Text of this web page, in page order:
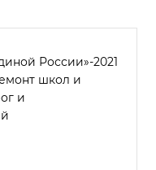
России»-2021
школ и
и